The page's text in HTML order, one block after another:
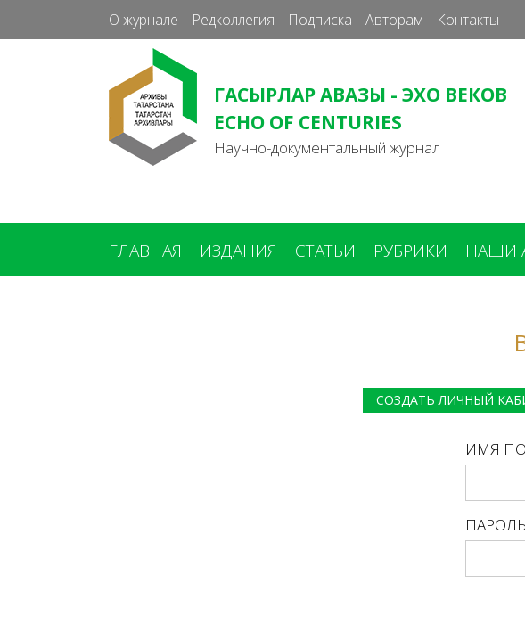
О журнале Редколлегия Подписка Авторам Контакты
ГАСЫРЛАР АВАЗЫ - ЭХО ВЕКОВ
ECHO OF CENTURIES
Научно-документальный журнал
ГЛАВНАЯ ИЗДАНИЯ СТАТЬИ РУБРИКИ НАШИ
СОЗДАТЬ ЛИЧНЫЙ
ИМЯ
ПАРОЛЬ